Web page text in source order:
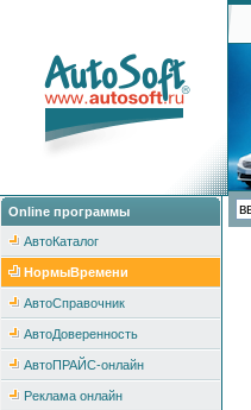
Online программы
АвтоКаталог
НормыВремени
АвтоСправочник
АвтоДоверенность
АвтоПРАЙС-онлайн
Реклама онлайн